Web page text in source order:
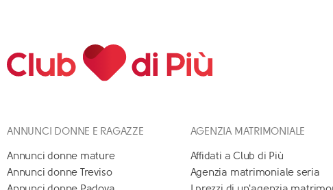
ANNUNCI DONNE E RAGAZZE
Annunci donne mature
Annunci donne Treviso
AGENZIA MATRIMONIALE
Affidati a Club di Più
Agenzia matrimoniale seria